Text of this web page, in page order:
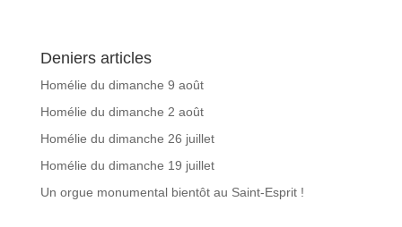
Deniers articles
Homélie du dimanche 9 août
Homélie du dimanche 2 août
Homélie du dimanche 26 juillet
Homélie du dimanche 19 juillet
Un orgue monumental bientôt au Saint-Esprit !